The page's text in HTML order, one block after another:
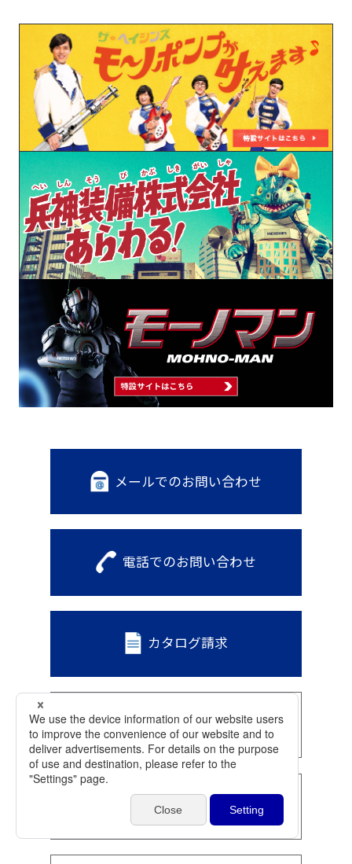
メールでのお問い合わせ
電話でのお問い合わせ
カタログ請求
メールニュース登録
部品に関するお問い合わせ